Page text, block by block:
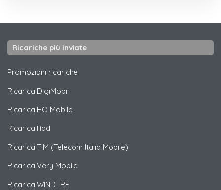
Ricariche più inviate
Promozioni ricariche
Ricarica DigiMobil
Ricarica HO Mobile
Ricarica Iliad
Ricarica TIM (Telecom Italia Mobile)
Ricarica Very Mobile
Ricarica WINDTRE